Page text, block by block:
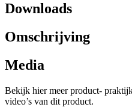
Downloads
Omschrijving
Media
Bekijk hier meer product-
video’s van dit product.